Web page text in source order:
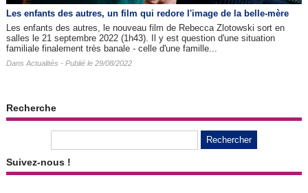
Les enfants des autres​, un film qui redore l'image de la belle-mère
Les enfants des autres, le nouveau film de Rebecca Zlotowski sort en
salles le 21 septembre 2022 (1h43). Il y est question d'une situation
familiale finalement très banale - celle d'une famille...
Dans Actualités - Publié le 29/08/2022
Recherche
Suivez-nous !